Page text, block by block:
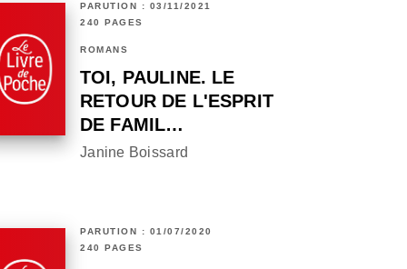
PARUTION : 03/11/2021
240 PAGES
ROMANS
TOI, PAULINE. LE
RETOUR DE L'ESPRIT
DE FAMIL…
Janine Boissard
PARUTION : 01/07/2020
240 PAGES